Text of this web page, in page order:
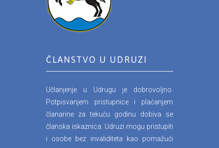
ČLANSTVO U UDRUZI
Učlanjenje u Udrugu je dobrovoljno.
Potpisvanjem pristupnice i plaćanjem
članarine za tekuću godinu dobiva se
članska iskaznica. Udruzi mogu pristupiti
i osobe bez invaliditeta kao pomažući